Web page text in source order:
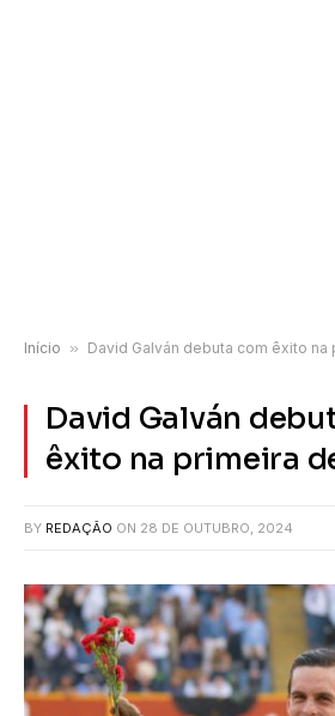
Início » David Galván debuta com êxito na
David Galván
êxito na primeira
BY REDAÇÃO ON 28 DE OUTUBRO, 2024